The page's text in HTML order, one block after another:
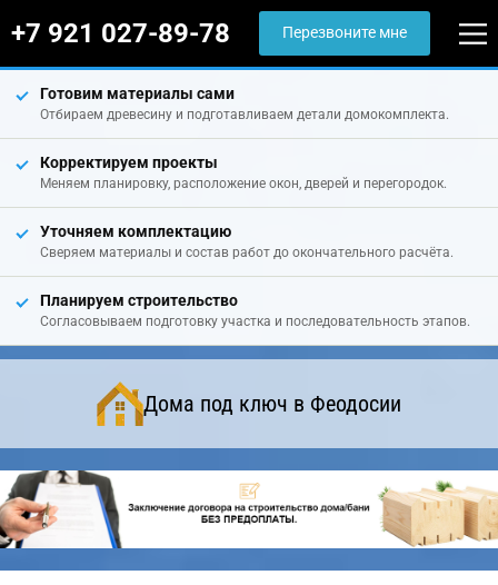
+7 921 027-89-78 Перезвоните мне
Готовим материалы сами
Отбираем древесину и подготавливаем детали домокомплекта.
Корректируем проекты
Меняем планировку, расположение окон, дверей и перегородок.
Уточняем комплектацию
Сверяем материалы и состав работ до окончательного расчёта.
Планируем строительство
Согласовываем подготовку участка и последовательность этапов.
Дома под ключ в Феодосии